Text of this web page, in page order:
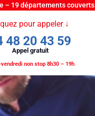
– 19 départements couverts
pour appeler ↓
48 20 43 59
Appel gratuit
non stop 8h30 – 19h